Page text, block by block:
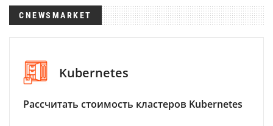
CNEWSMARKET
Kubernetes
Рассчитать стоимость кластеров Kubernetes